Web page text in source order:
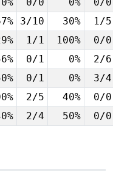
3/10 30% 1/5
1/1 100% 0/0
0/1 0% 2/6
0/1 0% 3/4
2/5 40% 0/0
2/4 50% 0/0